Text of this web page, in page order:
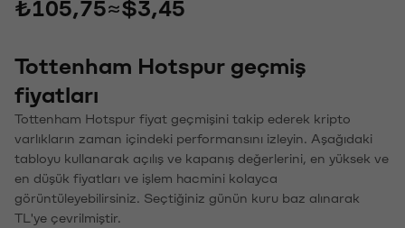
₺105,75≈$3,45
Tottenham Hotspur geçmiş
fiyatları
Tottenham Hotspur fiyat geçmişini takip ederek kripto
varlıkların zaman içindeki performansını izleyin. Aşağıdaki
tabloyu kullanarak açılış ve kapanış değerlerini, en yüksek ve
en düşük fiyatları ve işlem hacmini kolayca
görüntüleyebilirsiniz. Seçtiğiniz günün kuru baz alınarak
TL'ye çevrilmiştir.